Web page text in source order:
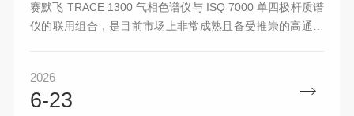
赛默飞 TRACE 1300 气相色谱仪与 ISQ 7000 单四极杆质谱
仪的联用组合，是目前市场上非常成熟且备受推崇的高通量
时表现优异。
2026
6-23